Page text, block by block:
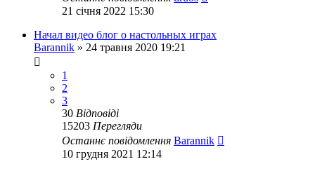
21 січня 2022 15:30
Начал видео блог о настольных играх
Barannik » 24 травня 2020 19:21
1
2
3
30 Відповіді
15203 Перегляди
Останнє повідомлення Barannik
10 грудня 2021 12:14